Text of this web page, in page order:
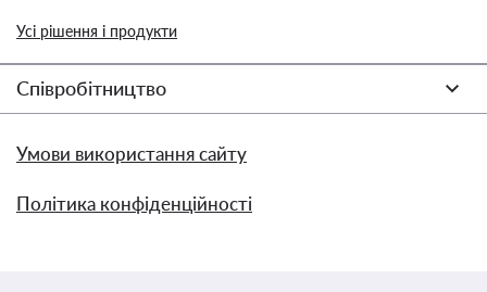
Усі рішення і продукти
Співробітництво
Умови використання сайту
Політика конфіденційності